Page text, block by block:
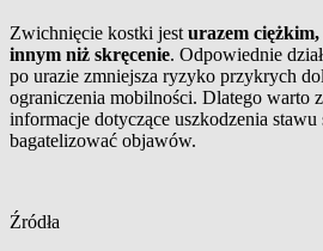
Zwichnięcie kostki jest urazem ciężkim,
innym niż skręcenie. Odpowiednie
po urazie zmniejsza ryzyko przykrych
ograniczenia mobilności. Dlatego warto
informacje dotyczące uszkodzenia
bagatelizować objawów.
Źródła